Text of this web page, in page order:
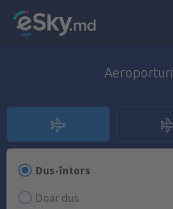
Aeroporturi
Dus-întors
Doar dus